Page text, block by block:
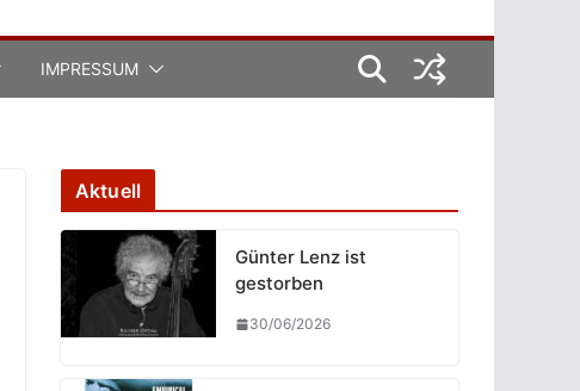
IMPRESSUM
Aktuell
Günter Lenz ist
gestorben
30/06/2026